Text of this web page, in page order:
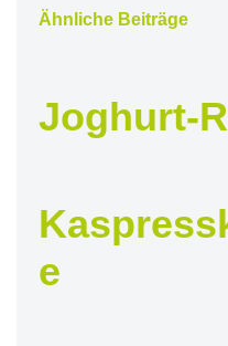
Ähnliche Beiträge
Joghurt-
e